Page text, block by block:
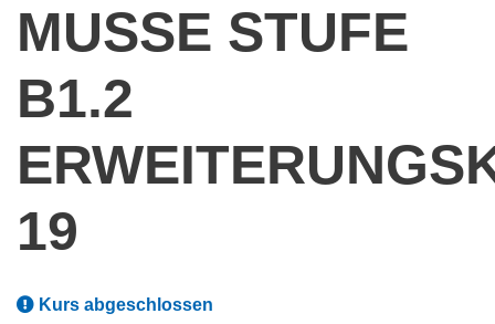
MUSSE STUFE B
1.2 E
9
Kurs abgeschlossen